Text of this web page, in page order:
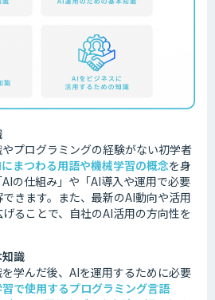
プログラミングの経験がない初学者
まつわる用語や機械学習の概念を身
の仕組み」や「AI導入や運用で必要
きます。また、最新のAI動向や活用
ることで、自社のAI活用の方向性を
識
学んだ後、AIを運用するために必要
で使用するプログラミング言語